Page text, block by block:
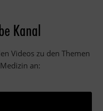
Kanal
Videos zu den Themen
an: